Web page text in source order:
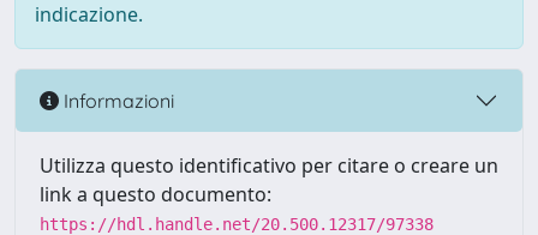
indicazione.
Informazioni
Utilizza questo identificativo per citare o creare un
link a questo documento:
https://hdl.handle.net/20.500.12317/97338